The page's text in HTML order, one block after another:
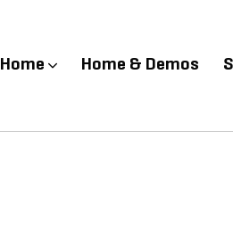
Home Home & Demos